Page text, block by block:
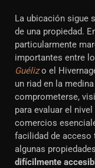
La ubicación sigue
de una propiedad.
particularmente
importantes entre
Guélizo el
un riad en la
comprometerse,
para evaluar el
comercios
facilidad de acceso
algunas
difícilmente